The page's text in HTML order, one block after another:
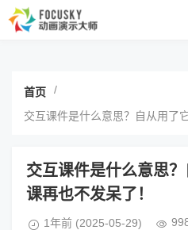
首页 /
交互课件是什么意思？自从用了
交互课件是什么意思
课再也不发呆了！
1年前 (2025-05-29)